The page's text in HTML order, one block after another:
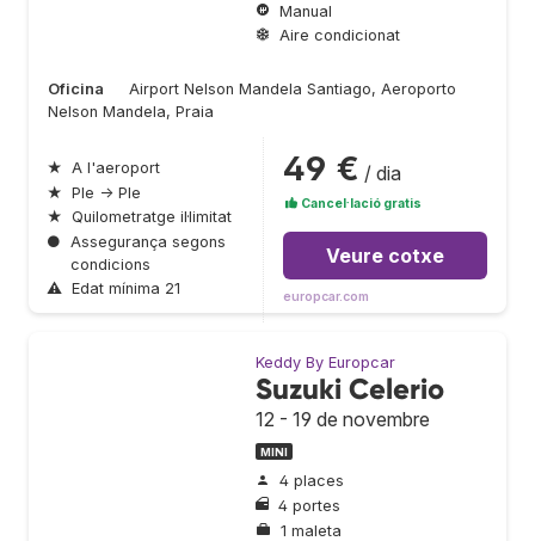
Manual
Aire condicionat
Oficina
Airport Nelson Mandela Santiago, Aeroporto
Nelson Mandela, Praia
★ A l'aeroport
★ Ple → Ple
★ Quilometratge il·limitat
● Assegurança segons
condicions
⚠ Edat mínima 21
49 € / dia
Cancel·lació gratis
Veure cotxe
europcar.com
Keddy By Europcar
Suzuki Celerio
12 - 19 de novembre
MINI
4 places
4 portes
1 maleta